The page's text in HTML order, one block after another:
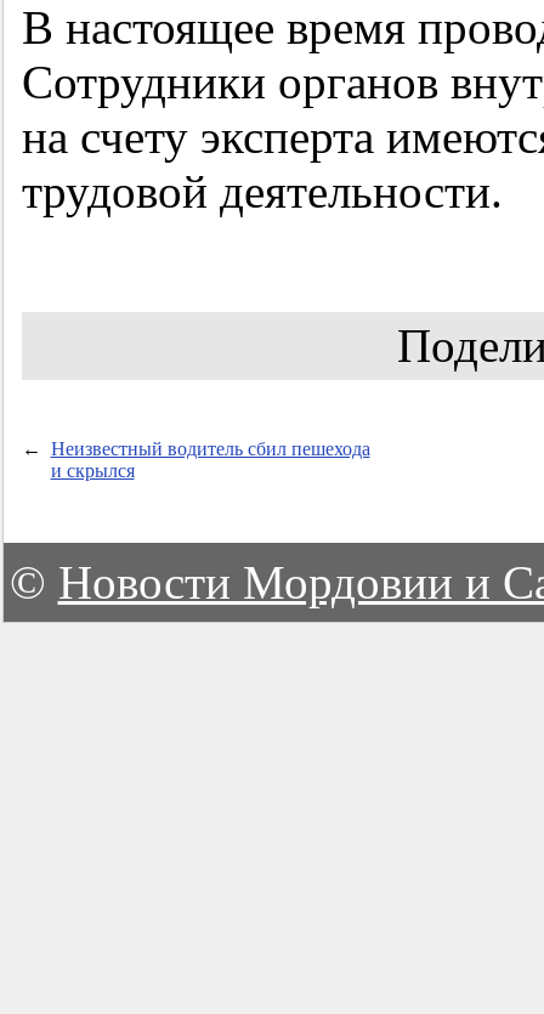
В настоящее время
Сотрудники органов
на счету эксперта
трудовой деятельности.
←
Неизвестный водитель сбил пешехода
и скрылся
© Новости Мордовии и